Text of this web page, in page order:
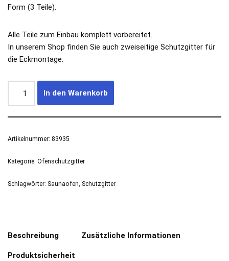
Form (3 Teile).
Alle Teile zum Einbau komplett vorbereitet.
In unserem Shop finden Sie auch zweiseitige Schutzgitter für
die Eckmontage.
In den Warenkorb
Artikelnummer: 83935
Kategorie: Ofenschutzgitter
Schlagwörter: Saunaofen, Schutzgitter
Beschreibung Zusätzliche Informationen
Produktsicherheit